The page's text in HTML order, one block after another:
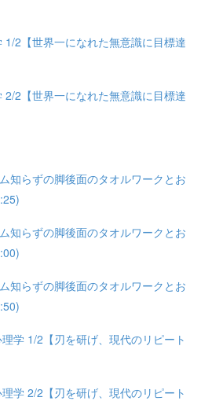
1/2【世界一になれた無意識に目標達
2/2【世界一になれた無意識に目標達
知らずの脚後面のタオルワークとお
知らずの脚後面のタオルワークとお
知らずの脚後面のタオルワークとお
学 1/2【刃を研げ、現代のリピート
学 2/2【刃を研げ、現代のリピート